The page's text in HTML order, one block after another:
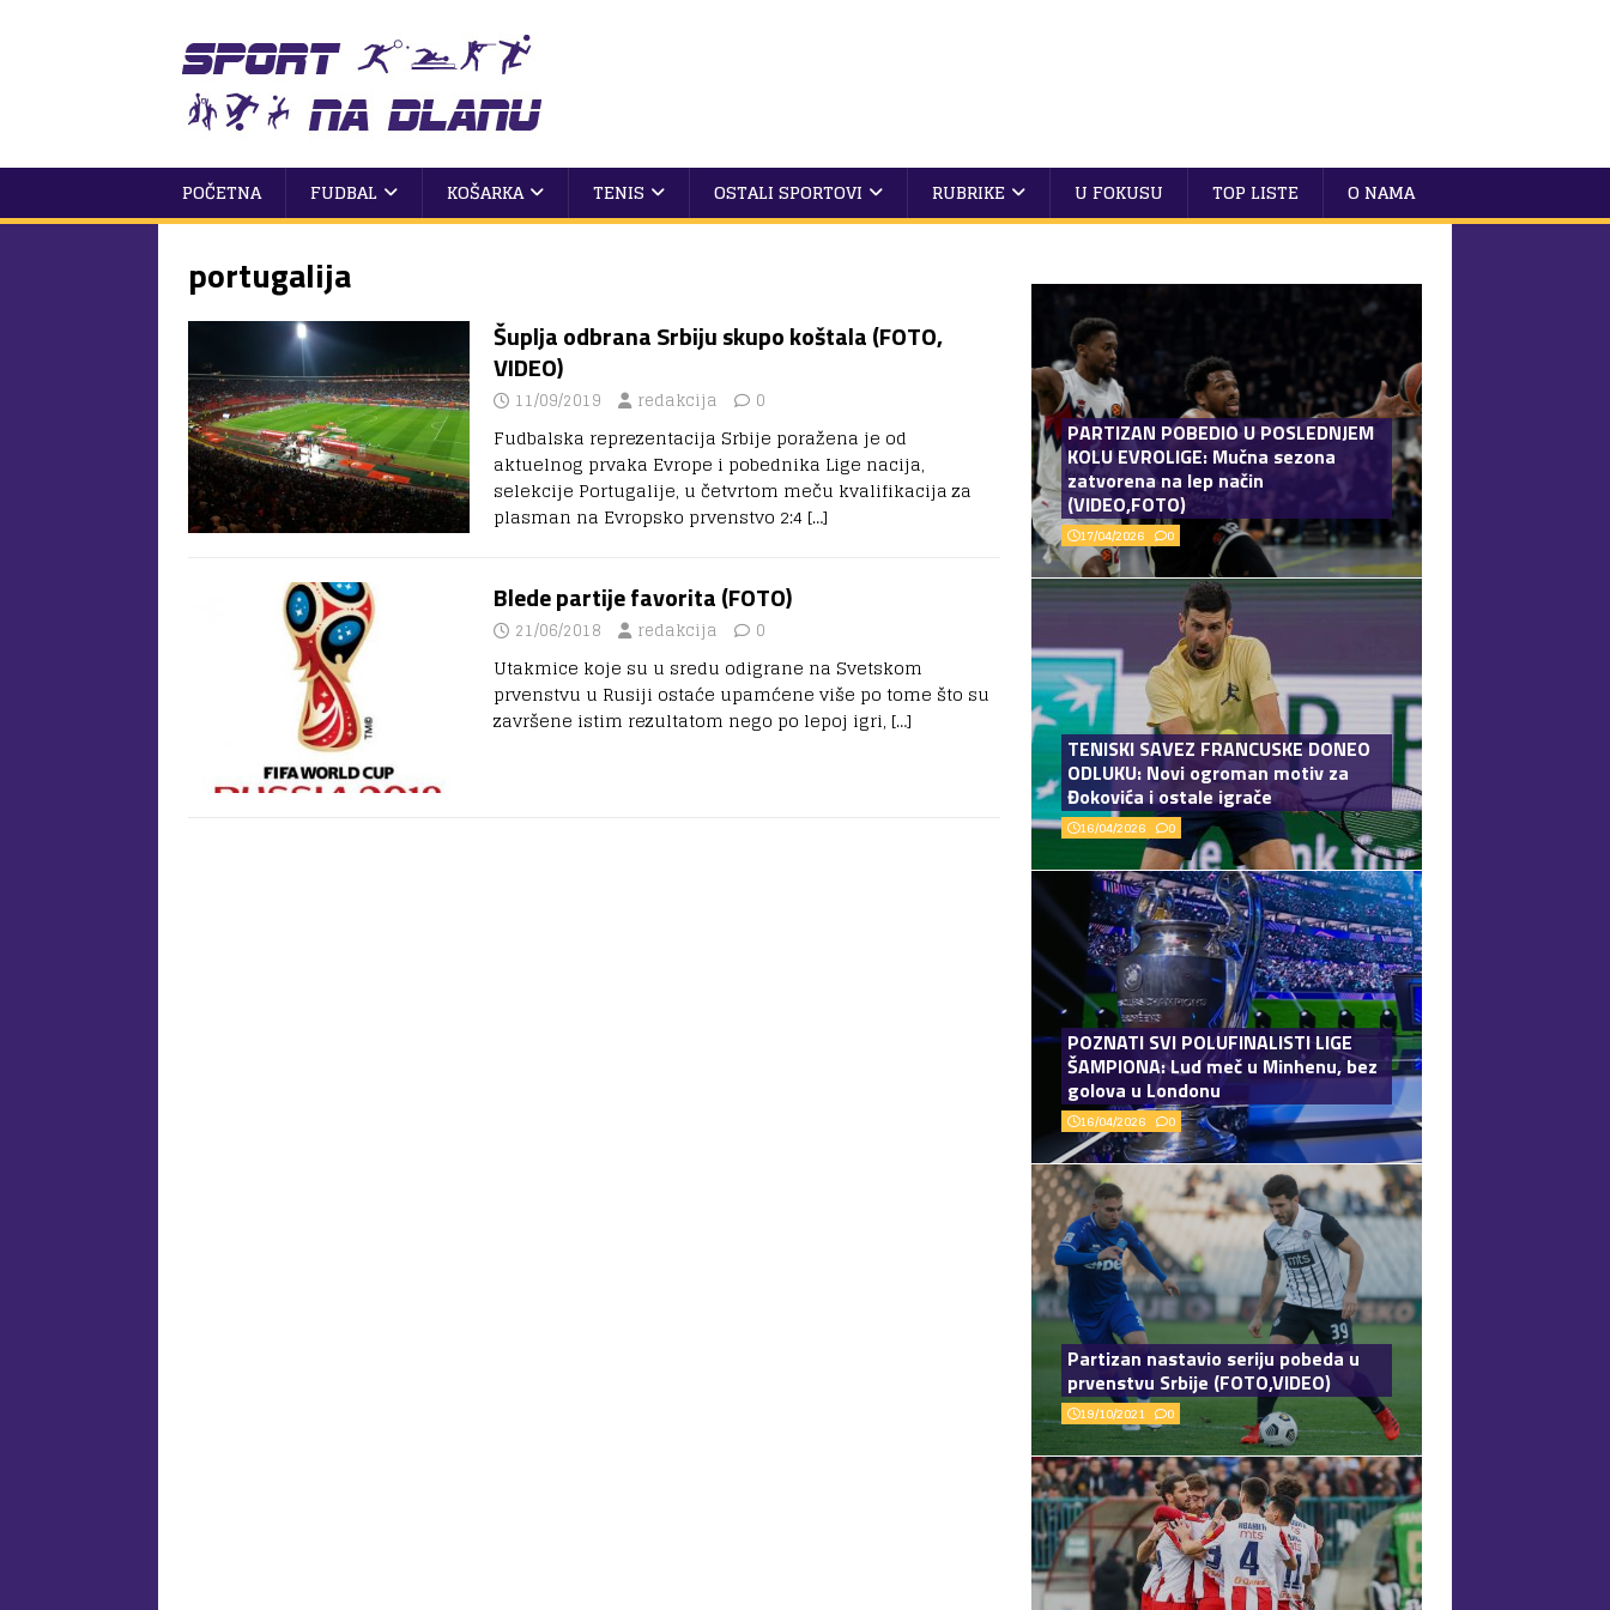
POČETNA FUDBAL KOŠARKA TENIS OSTALI SPORTOVI RUBRIKE U FOKUSU TOP LISTE O NAMA
portugalija
Šuplja odbrana Srbiju skupo koštala (FOTO,
VIDEO)
11/09/2019 redakcija 0
Fudbalska reprezentacija Srbije poražena je od
aktuelnog prvaka Evrope i pobednika Lige nacija,
selekcije Portugalije, u četvrtom meču kvalifikacija za
plasman na Evropsko prvenstvo 2:4 […]
Blede partije favorita (FOTO)
21/06/2018 redakcija 0
Utakmice koje su u sredu odigrane na Svetskom
prvenstvu u Rusiji ostaće upamćene više po tome što su
završene istim rezultatom nego po lepoj igri, […]
PARTIZAN POBEDIO U POSLEDNJEM
KOLU EVROLIGE: Mučna sezona
zatvorena na lep način
(VIDEO,FOTO)
17/04/2026 0
TENISKI SAVEZ FRANCUSKE DONEO
ODLUKU: Novi ogroman motiv za
Đokovića i ostale igrače
16/04/2026 0
POZNATI SVI POLUFINALISTI LIGE
ŠAMPIONA: Lud meč u Minhenu, bez
golova u Londonu
16/04/2026 0
Partizan nastavio seriju pobeda u
prvenstvu Srbije (FOTO,VIDEO)
19/10/2021 0